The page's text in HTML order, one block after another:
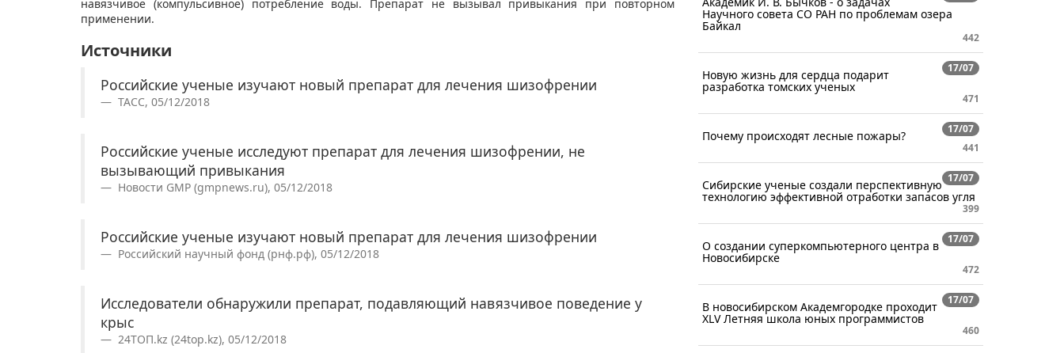
навязчивое (компульсивное) потребление воды. Препарат не вызывал привыкания при повторном
применении.
Источники
Российские ученые изучают новый препарат для лечения шизофрении
ТАСС, 05/12/2018
Российские ученые исследуют препарат для лечения шизофрении, не
вызывающий привыкания
Новости GMP (gmpnews.ru), 05/12/2018
Российские ученые изучают новый препарат для лечения шизофрении
Российский научный фонд (рнф.рф), 05/12/2018
Исследователи обнаружили препарат, подавляющий навязчивое поведение у
крыс
24ТОП.kz (24top.kz), 05/12/2018
Научного совета СО РАН по проблемам озера
Байкал
442
17/07
Новую жизнь для сердца подарит
разработка томских ученых
471
17/07
Почему происходят лесные пожары?
441
17/07
Сибирские ученые создали перспективную
технологию эффективной отработки запасов угля
399
17/07
О создании суперкомпьютерного центра в
Новосибирске
472
17/07
В новосибирском Академгородке проходит
XLV Летняя школа юных программистов
460